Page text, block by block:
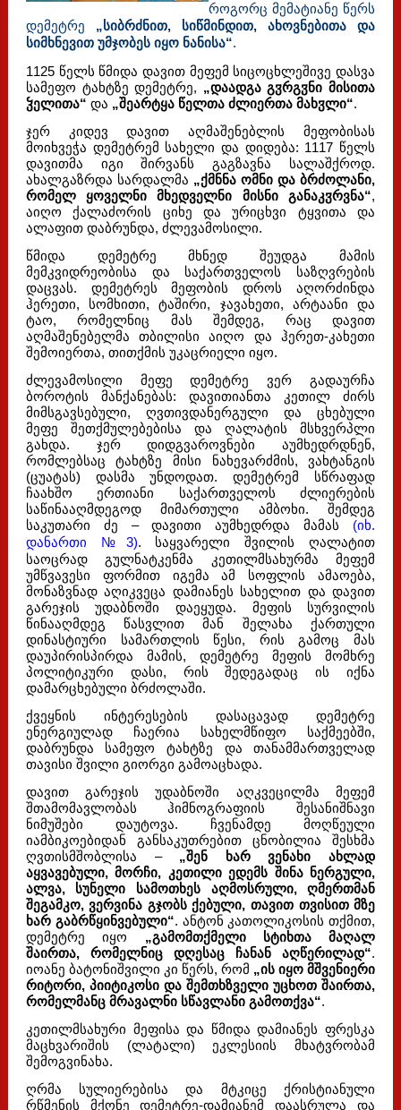
როგორც მემატიანე წერს
დემეტრე „სიბრძნით, სიწმინდით, ახოვნებითა და
სიმხნევით უმჯობეს იყო ნანისა“.
1125 წელს წმიდა დავით მეფემ სიცოცხლეშივე დასვა
სამეფო ტახტზე დემეტრე, „დაადგა გჳრგჳნი მისითა
ჴელითა“ და „შეარტყა წელთა ძლიერთა მახჳლი“.
ჯერ კიდევ დავით აღმაშენებლის მეფობისას
მოიხვეჭა დემეტრემ სახელი და დიდება: 1117 წელს
დავითმა იგი შირვანს გაგზავნა სალაშქროდ.
ახალგაზრდა სარდალმა „ქმნნა ომნი და ბრძოლანი,
რომელ ყოველნი მხედველნი მისნი განაკჳრვნა“,
აიღო ქალაძორის ციხე და ურიცხვი ტყვითა და
ალაფით დაბრუნდა, ძლევამოსილი.
წმიდა დემეტრე მხნედ შეუდგა მამის
მემკვიდრეობისა და საქართველოს საზღვრების
დაცვას. დემეტრეს მეფობის დროს აღორძინდა
ჰერეთი, სომხითი, ტაშირი, ჯავახეთი, არტაანი და
ტაო, რომელნიც მას შემდეგ, რაც დავით
აღმაშენებელმა თბილისი აიღო და ჰერეთ-კახეთი
შემოიერთა, თითქმის უკაცრიელი იყო.
ძლევამოსილი მეფე დემეტრე ვერ გადაურჩა
ბოროტის მანქანებას: დავითიანთა კეთილ ძირს
მიმსგავსებული, ღვთივდანერგული და ცხებული
მეფე შეთქმულებებისა და ღალატის მსხვერპლი
გახდა. ჯერ დიდგვაროვნები აუმხედრდნენ,
რომლებსაც ტახტზე მისი ნახევარძმის, ვახტანგის
(ცუატას) დასმა უნდოდათ. დემეტრემ სწრაფად
ჩაახშო ერთიანი საქართველოს ძლიერების
საწინააღმდეგოდ მიმართული ამბოხი. შემდეგ
საკუთარი ძე – დავითი აუმხედრდა მამას (იხ.
დანართი №3). საყვარელი შვილის ღალატით
საოცრად გულნატკენმა კეთილმსახურმა მეფემ
უმწვავესი ფორმით იგემა ამ სოფლის ამაოება,
მონაზვნად აღიკვეცა დამიანეს სახელით და დავით
გარეჯის უდაბნოში დაეყუდა. მეფის სურვილის
წინააღმდეგ წასვლით მან შელახა ქართული
დინასტიური სამართლის წესი, რის გამოც მას
დაუპირისპირდა მამის, დემეტრე მეფის მომხრე
პოლიტიკური დასი, რის შედეგადაც ის იქნა
დამარცხებული ბრძოლაში.
ქვეყნის ინტერესების დასაცავად დემეტრე
ენერგიულად ჩაერია სახელმწიფო საქმეებში,
დაბრუნდა სამეფო ტახტზე და თანამმართველად
თავისი შვილი გიორგი გამოაცხადა.
დავით გარეჯის უდაბნოში აღკვეცილმა მეფემ
შთამომავლობას ჰიმნოგრაფიის შესანიშნავი
ნიმუშები დაუტოვა. ჩვენამდე მოღწეული
იამბიკოებიდან განსაკუთრებით ცნობილია შესხმა
ღვთისმშობლისა – „შენ ხარ ვენახი ახლად
აყვავებული, მორჩი, კეთილი ედემს შინა ნერგული,
ალვა, სუნელი სამოთხეს აღმოსრული, ღმერთმან
შეგამკო, ვერვინა გჯობს ქებული, თავით თვისით მზე
ხარ გაბრწყინვებული“. ანტონ კათოლიკოსის თქმით,
დემეტრე იყო „გამომთქმელი სტიხთა მაღალ
შაირთა, რომელნიც დღესაც ჩანან აღწერილად“.
იოანე ბატონიშვილი კი წერს, რომ „ის იყო მშვენიერი
რიტორი, პიიტიკოსი და შემთხზველი უცხოთ შაირთა,
რომელმანც მრავალნი სწავლანი გამოთქვა“.
კეთილმსახური მეფისა და წმიდა დამიანეს ფრესკა
მაცხვარიშის (ლატალი) ეკლესიის მხატვრობამ
შემოგვინახა.
ღრმა სულიერებისა და მტკიცე ქრისტიანული
რწმენის მქონე დემეტრე-დამიანემ დაასრულა და